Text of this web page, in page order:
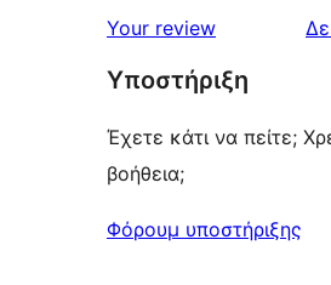
reviews
star
reviews
Your review
Υποστήριξη
Έχετε κάτι να πείτε;
βοήθεια;
Φόρουμ υποστήριξης